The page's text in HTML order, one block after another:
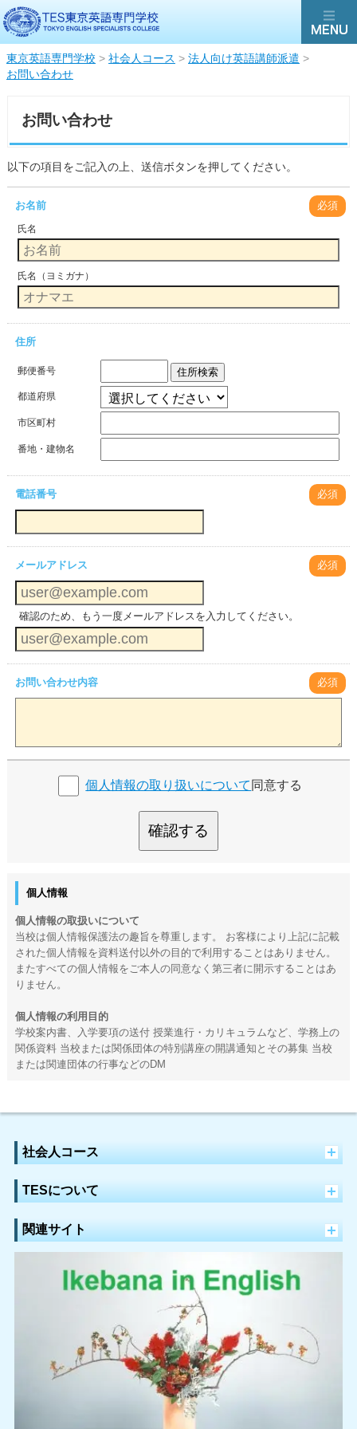
東京英語専門学校 > 社会人コース > 法人向け英語講師派遣 >
お問い合わせ
お問い合わせ
以下の項目をご記入の上、送信ボタンを押してください。
お名前 必須
氏名
氏名（ヨミガナ）
住所
郵便番号 住所検索
都道府県
市区町村
番地・建物名
電話番号 必須
メールアドレス 必須
確認のため、もう一度メールアドレスを入力してください。
お問い合わせ内容 必須
個人情報の取り扱いについて 同意する
確認する
個人情報
個人情報の取扱いについて
当校は個人情報保護法の趣旨を尊重します。 お客様により上記に記載
された個人情報を資料送付以外の目的で利用することはありません。
またすべての個人情報をご本人の同意なく第三者に開示することはあ
りません。
個人情報の利用目的
学校案内書、入学要項の送付 授業進行・カリキュラムなど、学務上の
関係資料 当校または関係団体の特別講座の開講通知とその募集 当校
または関連団体の行事などのDM
社会人コース
TESについて
関連サイト